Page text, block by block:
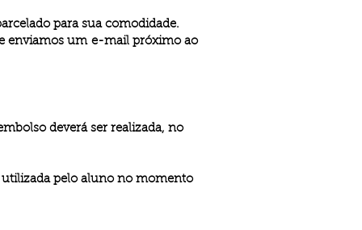
para sua comodidade.
enviamos um e-mail próximo ao
deverá ser realizada, no
utilizada pelo aluno no momento